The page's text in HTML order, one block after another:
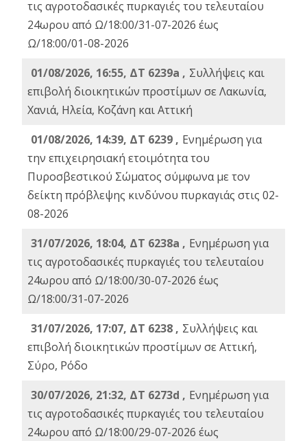
τις αγροτοδασικές πυρκαγιές του τελευταίου
24ωρου από Ω/18:00/31-07-2026 έως
Ω/18:00/01-08-2026
01/08/2026, 16:55, ΔΤ 6239a , Συλλήψεις και
επιβολή διοικητικών προστίμων σε Λακωνία,
Χανιά, Ηλεία, Κοζάνη και Αττική
01/08/2026, 14:39, ΔΤ 6239 , Ενημέρωση για
την επιχειρησιακή ετοιμότητα του
Πυροσβεστικού Σώματος σύμφωνα με τον
δείκτη πρόβλεψης κινδύνου πυρκαγιάς στις 02-
08-2026
31/07/2026, 18:04, ΔΤ 6238a , Ενημέρωση για
τις αγροτοδασικές πυρκαγιές του τελευταίου
24ωρου από Ω/18:00/30-07-2026 έως
Ω/18:00/31-07-2026
31/07/2026, 17:07, ΔΤ 6238 , Συλλήψεις και
επιβολή διοικητικών προστίμων σε Αττική,
Σύρο, Ρόδο
30/07/2026, 21:32, ΔΤ 6273d , Ενημέρωση για
τις αγροτοδασικές πυρκαγιές του τελευταίου
24ωρου από Ω/18:00/29-07-2026 έως